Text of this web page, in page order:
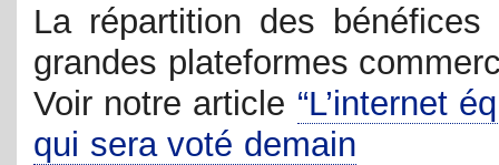
La répartition des
grandes plateformes
Voir notre article “L’internet
qui sera voté demain